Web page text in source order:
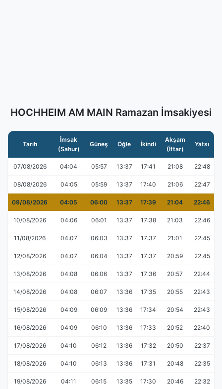
HOCHHEIM AM MAIN Ramazan İmsakiyesi
Tarih
İmsak
(Sahur)
Güneş Öğle İkindi
Akşam
(İftar)
Yatsı
07/08/2026 04:04 05:57 13:37 17:41 21:08 22:48
08/08/2026 04:05 05:59 13:37 17:40 21:06 22:47
09/08/2026 04:05 06:00 13:37 17:39 21:04 22:46
10/08/2026 04:06 06:01 13:37 17:38 21:03 22:46
11/08/2026 04:07 06:03 13:37 17:37 21:01 22:45
12/08/2026 04:07 06:04 13:37 17:37 20:59 22:45
13/08/2026 04:08 06:06 13:37 17:36 20:57 22:44
14/08/2026 04:08 06:07 13:36 17:35 20:55 22:43
15/08/2026 04:09 06:09 13:36 17:34 20:54 22:43
16/08/2026 04:09 06:10 13:36 17:33 20:52 22:40
17/08/2026 04:10 06:12 13:36 17:32 20:50 22:37
18/08/2026 04:10 06:13 13:36 17:31 20:48 22:35
19/08/2026 04:11 06:15 13:35 17:30 20:46 22:32